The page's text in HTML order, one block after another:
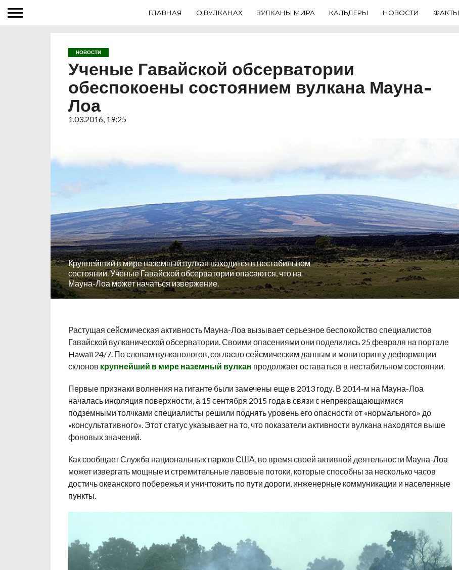
ГЛАВНАЯ О ВУЛКАНАХ ВУЛКАНЫ МИРА КАЛЬДЕРЫ НОВОСТИ ФАКТЫ
НОВОСТИ
Ученые Гавайской обсерватории
обеспокоены состоянием вулкана Мауна-
Лоа
1.03.2016, 19:25
Крупнейший в мире наземный вулкан находится в нестабильном
состоянии. Ученые Гавайской обсерватории опасаются, что на
Мауна-Лоа может начаться извержение.
Растущая сейсмическая активность Мауна-Лоа вызывает серьезное беспокойство специалистов
Гавайской вулканической обсерватории. Своими опасениями они поделились 25 февраля на портале
Hawaii 24/7. По словам вулканологов, согласно сейсмическим данным и мониторингу деформации
склонов крупнейший в мире наземный вулкан продолжает оставаться в нестабильном состоянии.
Первые признаки волнения на гиганте были замечены еще в 2013 году. В 2014-м на Мауна-Лоа
началась инфляция поверхности, а 15 сентября 2015 года в связи с непрекращающимися
подземными толчками специалисты решили поднять уровень его опасности от «нормального» до
«консультативного». Этот статус указывает на то, что показатели активности вулкана находятся выше
фоновых значений.
Как сообщает Служба национальных парков США, во время своей активной деятельности Мауна-Лоа
может извергать мощные и стремительные лавовые потоки, которые способны за несколько часов
достичь океанского побережья и уничтожить по пути дороги, инженерные коммуникации и населенные
пункты.